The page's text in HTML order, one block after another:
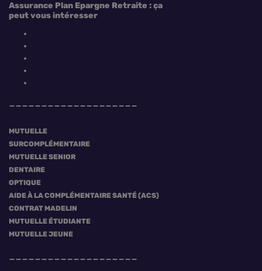
MUTUELLE
SURCOMPLÉMENTAIRE
MUTUELLE SENIOR
DENTAIRE
OPTIQUE
AIDE À LA COMPLÉMENTAIRE SANTÉ (ACS)
CONTRAT MADELIN
MUTUELLE ÉTUDIANTE
MUTUELLE JEUNE
Assurance Plan Epargne Retraite : ça
peut vous intéresser